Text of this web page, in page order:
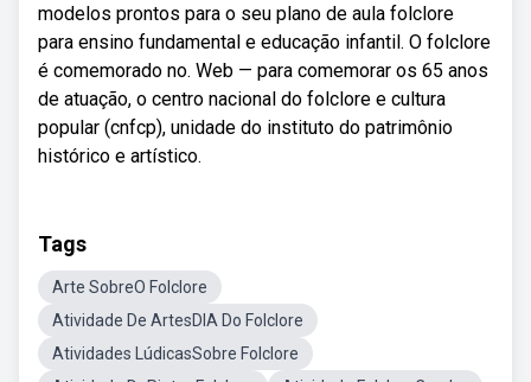
modelos prontos para o seu plano de aula folclore
para ensino fundamental e educação infantil. O folclore
é comemorado no. Web — para comemorar os 65 anos
de atuação, o centro nacional do folclore e cultura
popular (cnfcp), unidade do instituto do patrimônio
histórico e artístico.
Tags
Arte SobreO Folclore
Atividade De ArtesDIA Do Folclore
Atividades LúdicasSobre Folclore